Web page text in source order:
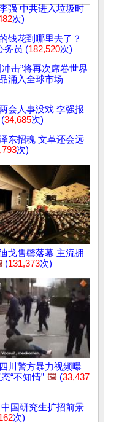
强 中共进入垃圾时
次)
钱花到哪里去了？
务员 (182,520次)
击”将再次席卷世界
涌入全球市场
会人事没戏 李强报
34,685次)
东招魂 文革还会远
次)
戈售罄落幕 主流拥
(131,373次)
川警方暴力视频曝
“不知情” 🖼️ (33,437
国研究生扩招前景
次)